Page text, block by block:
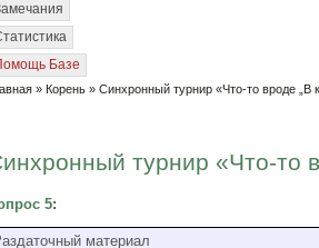
Базе
» Корень »Синхронный турнир «Что-то вроде „В
турнир «Что-то
5:
материал